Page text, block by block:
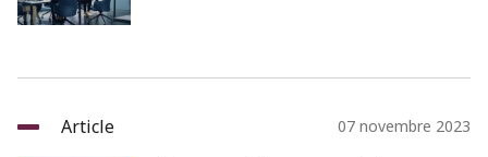
Article 07 novembre 2023